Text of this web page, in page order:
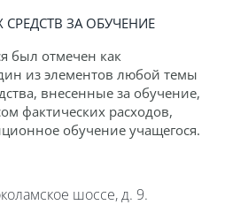
ЗА ОБУЧЕНИЕ
был отмечен как
из элементов любой темы
внесенные за обучение,
фактических расходов,
обучение учащегося.
шоссе, д. 9.